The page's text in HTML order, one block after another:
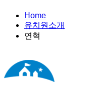
Home
유치원소개
연혁